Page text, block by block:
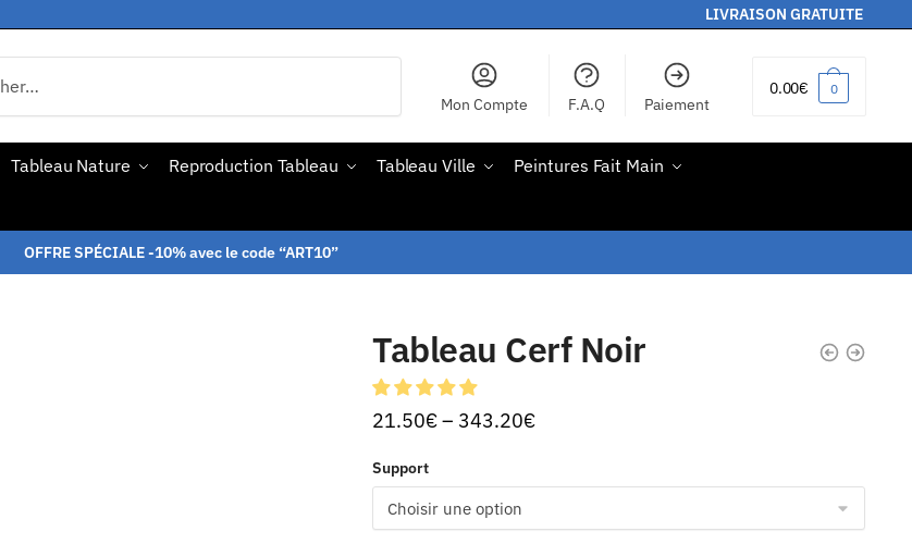
LIVRAISON GRATUITE
Mon Compte F.A.Q Paiement
0.00€ 0
Tableau Nature Reproduction Tableau Tableau Ville
Peintures Fait Main
OFFRE SPÉCIALE -10% avec le code “ART10”
Tableau Cerf Noir
21.50€– 343.20€
Support